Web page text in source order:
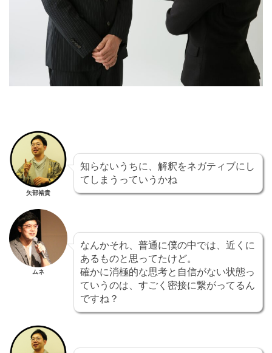
矢部裕貴
知らないうちに、解釈をネガティブにし
てしまうっていうかね
ムネ
なんかそれ、普通に僕の中では、近くに
あるものと思ってたけど。
確かに消極的な思考と自信がない状態っ
ていうのは、すごく密接に繋がってるん
ですね？